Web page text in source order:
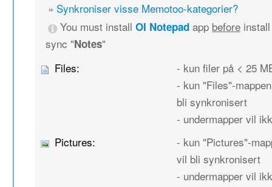
» Synkroniser visse Memotoo-kategorier?
You must installOI Notepad app before
sync "Notes"
Files:
- kun filer på < 25
- kun "Files"-
bli synkronisert
- undermapper vil
Pictures:
- kun "Pictures"-
vil bli synkronisert
- undermapper vil